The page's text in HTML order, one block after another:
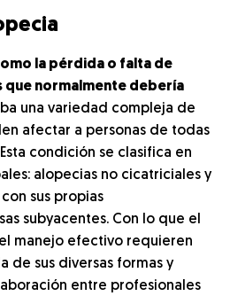
la pérdida o falta de
que normalmente debería
una variedad compleja de
afectar a personas de todas
condición se clasifica en
alopecias no cicatriciales y
sus propias
subyacentes. Con lo que el
manejo efectivo requieren
de sus diversas formas y
entre profesionales